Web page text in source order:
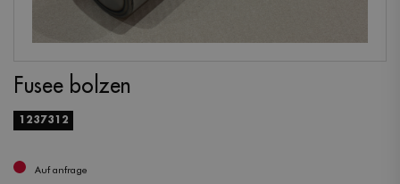
Fusee bolzen
1237312
Auf anfrage